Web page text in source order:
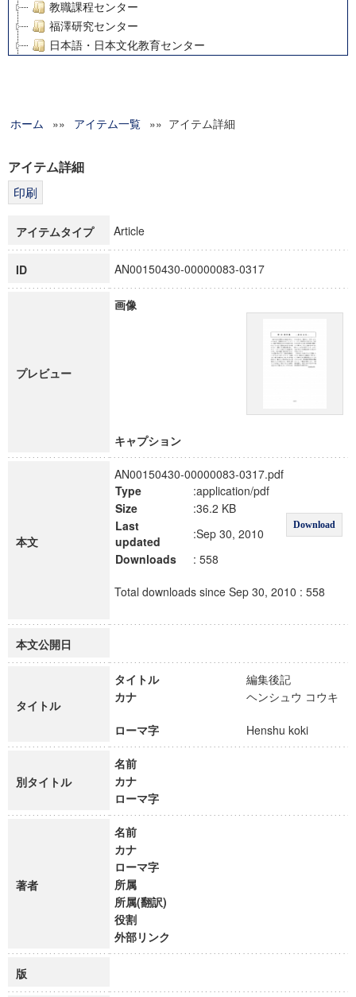
教職課程センター
福澤研究センター
日本語・日本文化教育センター
グローバルリサーチインスティテュート
科学研究費補助金研究成果報告書
博士課程教育リーディングプログラム「超成熟社会発展のサ
ホーム »» アイテム一覧 »» アイテム詳細
アイテム詳細
アイテムタイプ Article
ID AN00150430-00000083-0317
プレビュー
画像
キャプション
本文
AN00150430-00000083-0317.pdf
Type
:application/pdf
Download
Size
:36.2 KB
Last
updated
:Sep 30, 2010
Downloads
: 558
Total downloads since Sep 30, 2010 : 558
本文公開日
タイトル
タイトル
編集後記
カナ
ヘンシュウ コウキ
ローマ字 Henshu koki
別タイトル
名前
カナ
ローマ字
著者
名前
カナ
ローマ字
所属
所属(翻訳)
役割
外部リンク
版